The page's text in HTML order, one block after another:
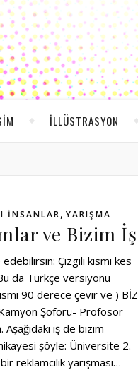
ILLÜSTRASYON
INSANLAR, YARIŞMA
ve Bizim İş
edebilirsin: Çizgili kısmı kes
da Türkçe versiyonu
90 derece çevir ve ) BİZ
Şöförü- Profösör
iş de bizim
şöyle: Üniversite 2.
reklamcılık yarışması…